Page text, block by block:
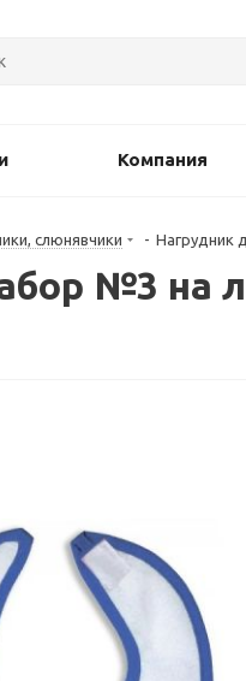
Компания
слюнявчики - Нагрудник
№3 на